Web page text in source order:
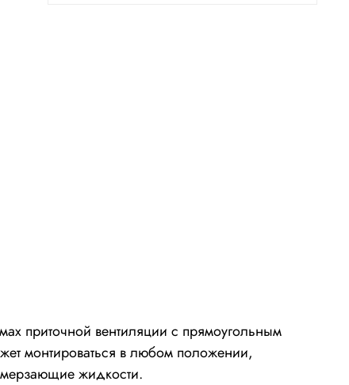
приточной вентиляции с прямоугольным
монтироваться в любом положении,
жидкости.